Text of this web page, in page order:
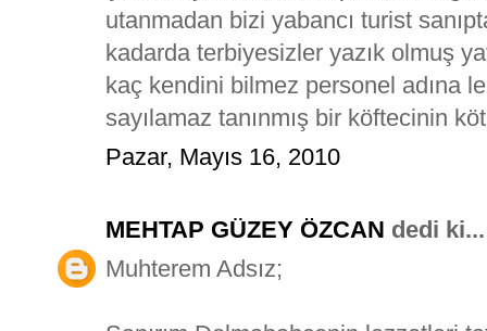
utanmadan bizi yabancı turist
kadarda terbiyesizler yazık olmuş
kaç kendini bilmez personel adına
sayılamaz tanınmış bir köftecinin
Pazar, Mayıs 16, 2010
MEHTAP GÜZEY ÖZCAN dedi ki...
Muhterem Adsız;